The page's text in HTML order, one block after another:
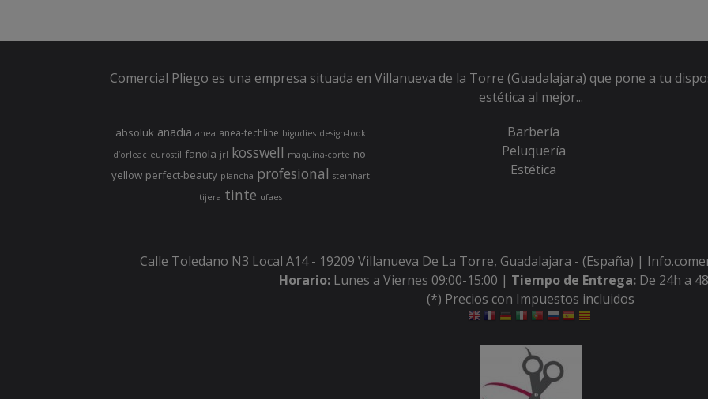
Comercial Pliego es una empresa situada en Villanueva de la Torre (Guadalajara) que pone a tu
estética al mejor...
absoluk anadia anea anea-techline bigudies design-look
d’orleac eurostil fanola jrl kosswell maquina-corte no-
yellow perfect-beauty plancha profesional steinhart
tijera tinte ufaes
Barbería
Peluquería
Estética
Calle Toledano N3 Local A14 - 19209 Villanueva De La Torre, Guadalajara - (España) |
Horario: Lunes a Viernes 09:00-15:00 | Tiempo de Entrega: De 24h a
(*) Precios con Impuestos incluidos